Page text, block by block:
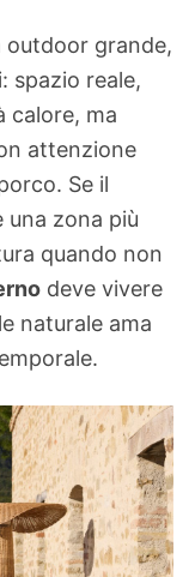
outdoor grande,
spazio reale,
calore, ma
attenzione
Se il
zona più
quando non
deve vivere
naturale ama